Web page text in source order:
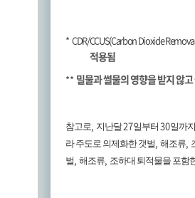
* CDR/CCUS(Carbon Dioxide
적용됨
** 밀물과 썰물의 영향을 받지 않
참고로 지난달27일부터 30일까
라 주도로 의제화한 갯벌 해조류
벌 해조류 조하대 퇴적물을 포함